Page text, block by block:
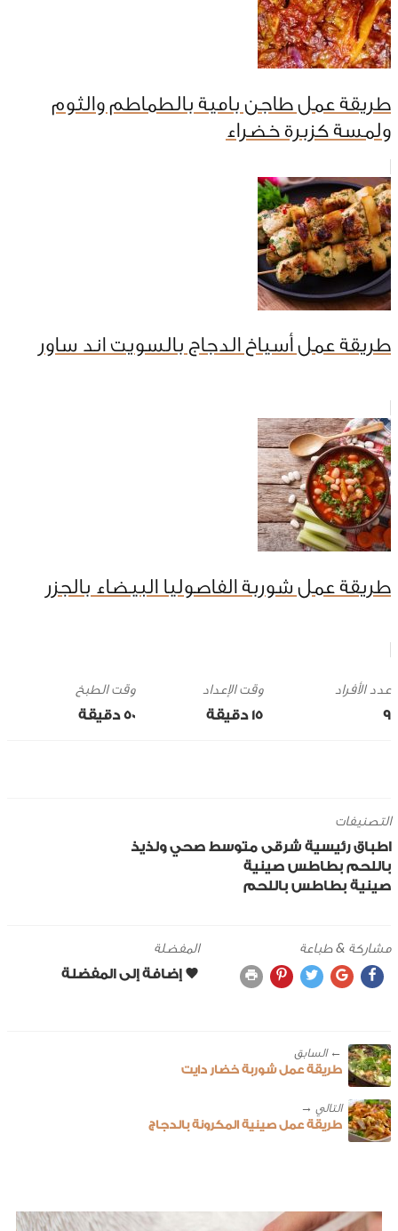
طريقة عمل طاجن بامية بالطماطم والثوم
ولمسة كزبرة خضراء
طريقة عمل أسياخ الدجاج بالسويت اند ساور
طريقة عمل شوربة الفاصوليا البيضاء بالجزر
9
وقت الإعداد
15 ‎دقيقة
وقت الطبخ
50 ‎دقيقة
التصنيفات
اطباق رئيسية شرقى متوسط صحي ولذيذ
باللحم بطاطس صينية
صينية بطاطس باللحم
مشاركة & طباعة المفضلة
← ‎السابق
طريقة عمل شوربة خضار دايت
طريقة عمل صينية المكرونة بالدجاج